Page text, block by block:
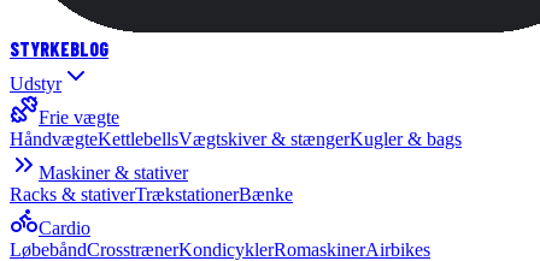
STYRKEBLOG
Udstyr
Frie vægte
HåndvægteKettlebellsVægtskiver & stængerKugler & bags
Maskiner & stativer
Racks & stativerTrækstationerBænke
Cardio
LøbebåndCrosstrænerKondicyklerRomaskinerAirbikes